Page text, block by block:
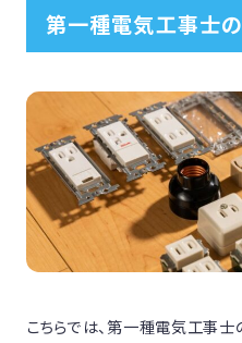
第一種電気工事士
こちらでは、第一種電気工事